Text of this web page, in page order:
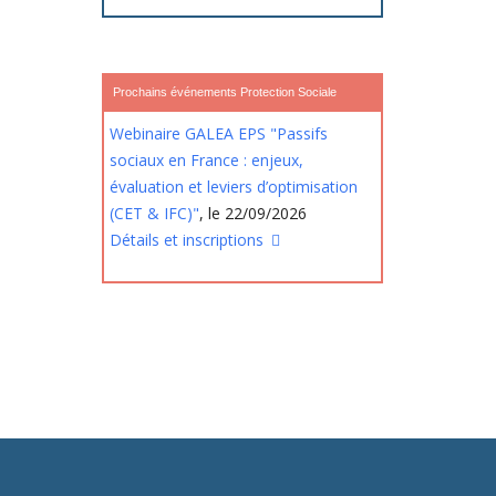
Prochains événements Protection Sociale
Webinaire GALEA EPS "Passifs
sociaux en France : enjeux,
évaluation et leviers d’optimisation
(CET & IFC)", le 22/09/2026
Détails et inscriptions